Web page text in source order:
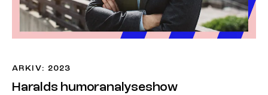
ARKIV: 2023
Haralds humoranalyseshow